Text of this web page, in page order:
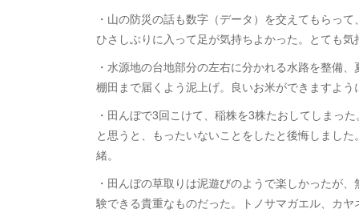
・山の防災の話も数字（データ）を交えてもらっ
ひさしぶりに入って足が気持ちよかった。とても
・水源地の台地部分の左右に分かれる水路を整備
棚田まで届くよう泥上げ。良いお米ができますよう
・田んぼで3回こけて、稲株を3株たおしてしまっ
と思うと、もったいないことをしたと後悔しまし
緒。
・田んぼの草取りは泥遊びのようで楽しかったが
験できる貴重なものだった。トノサマガエル、カ